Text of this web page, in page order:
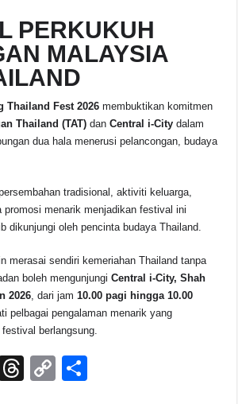
PERKUKUH
MALAYSIA
Thailand Fest 2026 membuktikan komitmen
Thailand (TAT) danCentral i-City dalam
dua hala menerusi pelancongan, budaya
tradisional, aktiviti keluarga,
promosi menarik menjadikan festival ini
dikunjungi oleh pencinta budaya Thailand.
merasai sendiri kemeriahan Thailand tanpa
boleh mengunjungiCentral i-City, Shah
2026, dari jam10.00 pagi hingga 10.00
pelbagai pengalaman menarik yang
berlangsung.
X
T
C